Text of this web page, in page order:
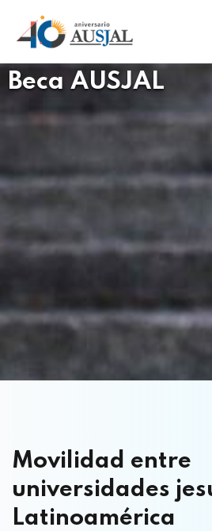
Beca AUSJAL
Movilidad entre
universidades
Latinoamérica